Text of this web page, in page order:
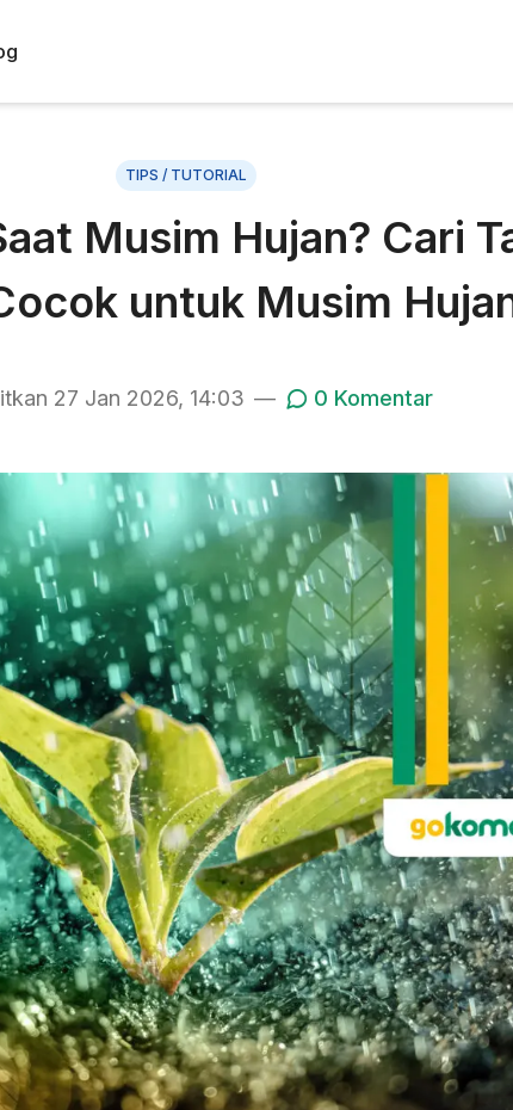
TIPS / TUTORIAL
Musim Hujan? Cari
untuk Musim
27 Jan 2026, 14:03 — 0 Komentar